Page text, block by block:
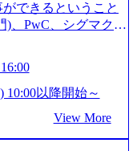
できるということ
)、PwC、シグマクシ
す新興ファーム。
ロダクト、地方創
岡や北海道在中者
な業界は広げてい
にはない制度 ワンプ
10:00以降開始～
View More